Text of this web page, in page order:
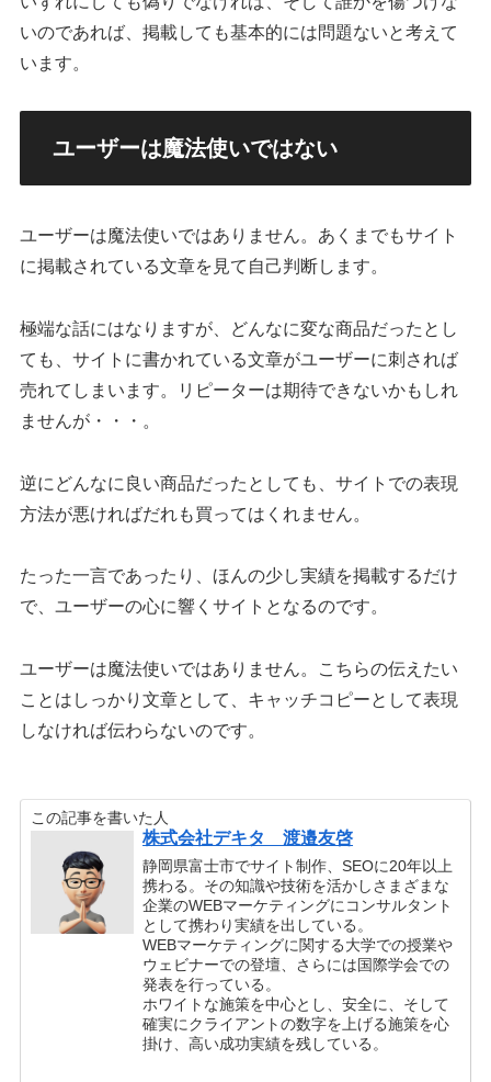
いのであれば、掲載しても基本的には問題ないと考えて
います。
ユーザーは魔法使いではない
ユーザーは魔法使いではありません。あくまでもサイト
に掲載されている文章を見て自己判断します。
極端な話にはなりますが、どんなに変な商品だったとし
ても、サイトに書かれている文章がユーザーに刺されば
売れてしまいます。リピーターは期待できないかもしれ
ませんが・・・。
逆にどんなに良い商品だったとしても、サイトでの表現
方法が悪ければだれも買ってはくれません。
たった一言であったり、ほんの少し実績を掲載するだけ
で、ユーザーの心に響くサイトとなるのです。
ユーザーは魔法使いではありません。こちらの伝えたい
ことはしっかり文章として、キャッチコピーとして表現
しなければ伝わらないのです。
この記事を書いた人
株式会社デキタ 渡邉友啓
静岡県富士市でサイト制作、SEOに20年以上
携わる。その知識や技術を活かしさまざまな
企業のWEBマーケティングにコンサルタント
として携わり実績を出している。
WEBマーケティングに関する大学での授業や
ウェビナーでの登壇、さらには国際学会での
発表を行っている。
ホワイトな施策を中心とし、安全に、そして
確実にクライアントの数字を上げる施策を心
掛け、高い成功実績を残している。